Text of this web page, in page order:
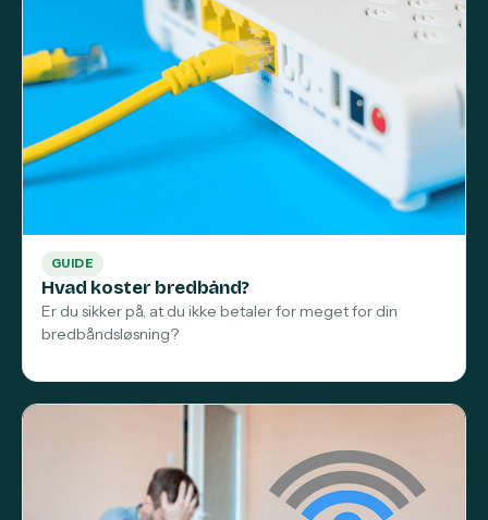
GUIDE
Hvad koster bredbånd?
Er du sikker på, at du ikke betaler for meget for din
bredbåndsløsning?